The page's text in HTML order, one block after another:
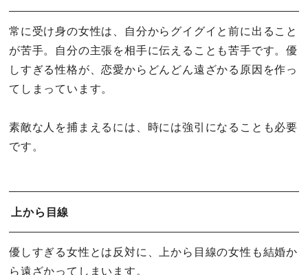
常に受け身の女性は、自分からグイグイと前に出ること
が苦手。自分の主張を相手に伝えることも苦手です。優
しすぎる性格が、恋愛からどんどん遠ざかる原因を作っ
てしまっています。
素敵な人を捕まえるには、時には強引になることも必要
です。
上から目線
優しすぎる女性とは反対に、上から目線の女性も結婚か
ら遠ざかってしまいます。